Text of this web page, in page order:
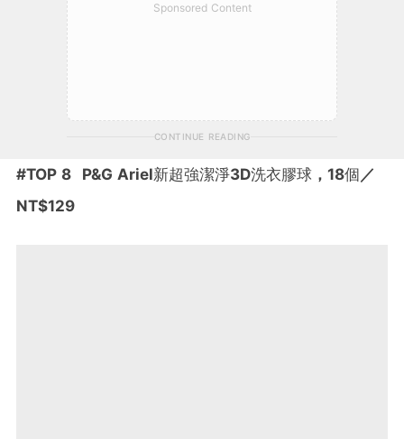
Sponsored Content
CONTINUE READING
#TOP 8 P&G Ariel新超強潔淨3D洗衣膠球 ， 18個／
NT$129